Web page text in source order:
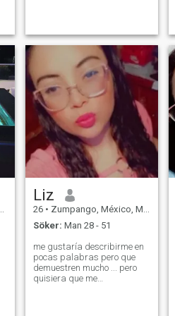
Liz
26 • Zumpango, México, Mexico
Söker: Man 28 - 51
me gustaría describirme en
pocas palabras pero que
demuestren mucho ... pero
quisiera que me